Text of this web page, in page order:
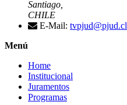
Santiago,
CHILE
E-Mail: tvpjud@pjud.cl
Menú
Home
Institucional
Juramentos
Programas